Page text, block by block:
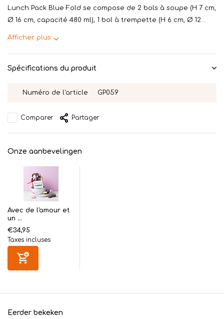
Lunch Pack Blue Fold se compose de 2 bols à soupe (H 7 cm,
Ø 16 cm, capacité 480 ml), 1 bol à trempette (H 6 cm, Ø 12...
Afficher plus
Spécifications du produit
Numéro de l'article GP059
Comparer Partager
Onze aanbevelingen
Avec de l'amour et
un ...
€34,95
Taxes incluses
Eerder bekeken